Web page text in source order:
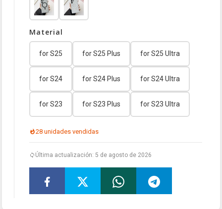
Material
for S25 for S25 Plus for S25 Ultra
for S24 for S24 Plus for S24 Ultra
for S23 for S23 Plus for S23 Ultra
28 unidades vendidas
Última actualización: 5 de agosto de 2026